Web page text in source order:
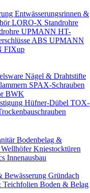
Entwässerungsrinnen &
LORO-X Standrohre
UPMANN HT-
ABS UPMANN
FIXup
Nägel & Drahtstifte
SPAX-Schrauben
BWK
Hüfner-Dübel TOX-
Bodenbelag &
Wellhöfer Kniestocktüren
Innenausbau
Bewässerung Gründach
Teichfolien Boden & Belag